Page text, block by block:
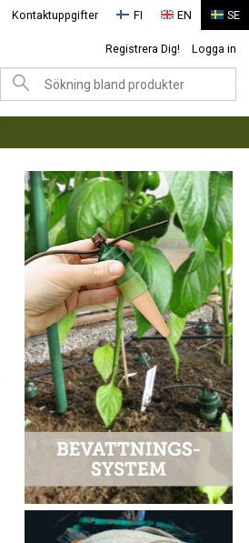
FI EN SE
Kontaktuppgifter
Registrera Dig! Logga in